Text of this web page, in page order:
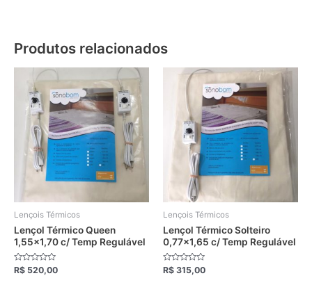
Produtos relacionados
Lençois Térmicos
Lençol Térmico Queen
1,55×1,70 c/ Temp Regulável
Avaliação
R$ 520,00
produto
tem
várias
variantes.
As
opções
podem
na
página
Lençois Térmicos
Lençol Térmico Solteiro
0,77×1,65 c/ Temp Regulável
Avaliação
R$ 315,00
Este
produto
tem
várias
variantes.
As
opções
podem
na
página